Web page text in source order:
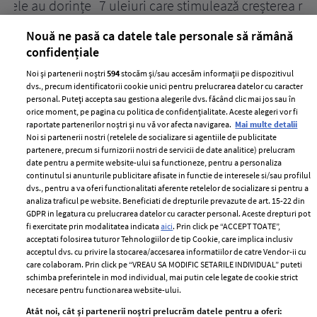
7 uleiuri care stimulează creșterea rapidă a
ELLE Style Awards
2024
Despre ELLE
Romania
Contact
Abonamente
Termeni si conditii
Politica de
confidențialitate
Politica de cookies
Publicitate
Nouă ne pasă ca datele tale personale să rămână
confidențiale
Noi și partenerii noștri594stocăm și/sau accesăm informații pe dispozitivul
dvs., precum identificatorii cookie unici pentru prelucrarea datelor cu caracter
personal. Puteți accepta sau gestiona alegerile dvs. făcând clic mai jos sau în
orice moment, pe pagina cu politica de confidențialitate. Aceste alegeri vor fi
raportate partenerilor noștri și nu vă vor afecta navigarea. Mai multe detalii
Noi si partenerii nostri (retelele de socializare si agentiile de publicitate
partenere, precum si furnizorii nostri de servicii de date analitice) prelucram
date pentru a permite website-ului sa functioneze, pentru a personaliza
continutul si anunturile publicitare afisate in functie de interesele si/sau profilul
dvs., pentru a va oferi functionalitati aferente retelelor de socializare si pentru a
analiza traficul pe website. Beneficiati de drepturile prevazute de art. 15-22 din
GDPR in legatura cu prelucrarea datelor cu caracter personal. Aceste drepturi pot
fi exercitate prin modalitatea indicataaici. Prin click pe “ACCEPT TOATE”,
acceptati folosirea tuturor Tehnologiilor de tip Cookie, care implica inclusiv
acceptul dvs. cu privire la stocarea/accesarea informatiilor de catre Vendor-ii cu
care colaboram. Prin click pe “VREAU SA MODIFIC SETARILE INDIVIDUAL” puteti
schimba preferintele in mod individual, mai putin cele legate de cookie strict
necesare pentru functionarea website-ului.
Atât noi, cât și partenerii noștri prelucrăm datele pentru a oferi: